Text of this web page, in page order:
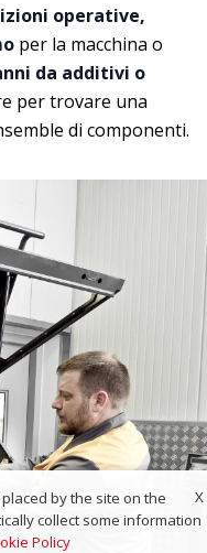
operative,
per la macchina o
da additivi o
per trovare una
di componenti.
X
by the site on the
collect some information
Policy